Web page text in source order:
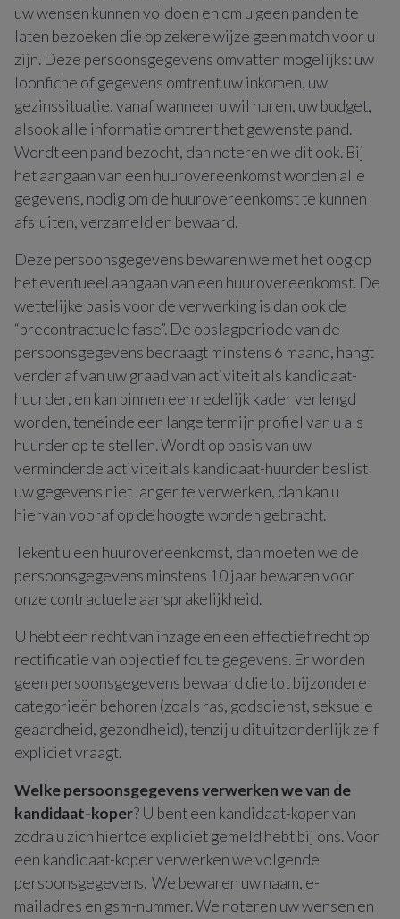
uw wensen kunnen voldoen en om u geen panden te
laten bezoeken die op zekere wijze geen match voor u
zijn. Deze persoonsgegevens omvatten mogelijks: uw
loonfiche of gegevens omtrent uw inkomen, uw
gezinssituatie, vanaf wanneer u wil huren, uw budget,
alsook alle informatie omtrent het gewenste pand.
Wordt een pand bezocht, dan noteren we dit ook. Bij
het aangaan van een huurovereenkomst worden alle
gegevens, nodig om de huurovereenkomst te kunnen
afsluiten, verzameld en bewaard.
Deze persoonsgegevens bewaren we met het oog op
het eventueel aangaan van een huurovereenkomst. De
wettelijke basis voor de verwerking is dan ook de
“precontractuele fase”. De opslagperiode van de
persoonsgegevens bedraagt minstens 6 maand, hangt
verder af van uw graad van activiteit als kandidaat-
huurder, en kan binnen een redelijk kader verlengd
worden, teneinde een lange termijn profiel van u als
huurder op te stellen. Wordt op basis van uw
verminderde activiteit als kandidaat-huurder beslist
uw gegevens niet langer te verwerken, dan kan u
hiervan vooraf op de hoogte worden gebracht.
Tekent u een huurovereenkomst, dan moeten we de
persoonsgegevens minstens 10 jaar bewaren voor
onze contractuele aansprakelijkheid.
U hebt een recht van inzage en een effectief recht op
rectificatie van objectief foute gegevens. Er worden
geen persoonsgegevens bewaard die tot bijzondere
categorieën behoren (zoals ras, godsdienst, seksuele
geaardheid, gezondheid), tenzij u dit uitzonderlijk zelf
expliciet vraagt.
Welke persoonsgegevens verwerken we van de
kandidaat-koper? U bent een kandidaat-koper van
zodra u zich hiertoe expliciet gemeld hebt bij ons. Voor
een kandidaat-koper verwerken we volgende
persoonsgegevens. We bewaren uw naam, e-
mailadres en gsm-nummer. We noteren uw wensen en